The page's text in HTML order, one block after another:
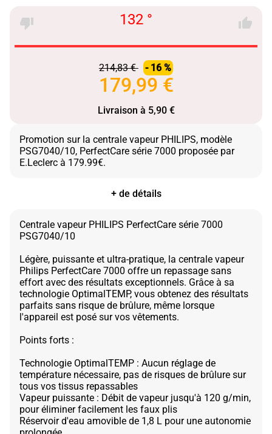
132 °
214,83 € - 16 %
179,99 €
Livraison à 5,90 €
Promotion sur la centrale vapeur PHILIPS, modèle
PSG7040/10, PerfectCare série 7000 proposée par
+ de détails
Centrale vapeur PHILIPS PerfectCare série 7000
PSG7040/10
Légère, puissante et ultra-pratique, la centrale vapeur
Philips PerfectCare 7000 offre un repassage sans
effort avec des résultats exceptionnels. Grâce à sa
technologie OptimalTEMP, vous obtenez des résultats
parfaits sans risque de brûlure, même lorsque
l'appareil est posé sur vos vêtements.
Points forts :
Technologie OptimalTEMP : Aucun réglage de
température nécessaire, pas de risques de brûlure sur
tous vos tissus repassables
Vapeur puissante : Débit de vapeur jusqu'à 120 g/min,
pour éliminer facilement les faux plis
Réservoir d'eau amovible de 1,8 L pour une autonomie